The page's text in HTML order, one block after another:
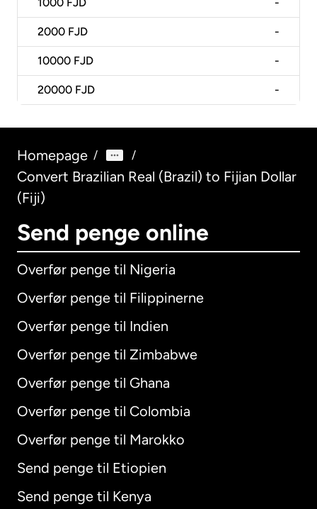
1000 FJD -
2000 FJD -
10000 FJD -
20000 FJD -
Homepage / /
Convert Brazilian Real (Brazil) to Fijian Dollar
(Fiji)
Send penge online
Overfør penge til Nigeria
Overfør penge til Filippinerne
Overfør penge til Indien
Overfør penge til Zimbabwe
Overfør penge til Ghana
Overfør penge til Colombia
Overfør penge til Marokko
Send penge til Etiopien
Send penge til Kenya